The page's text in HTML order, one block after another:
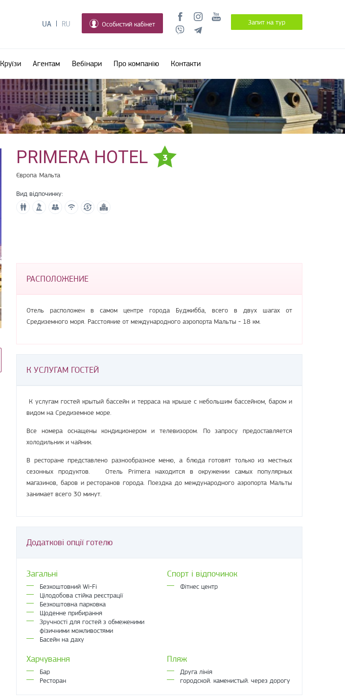
UA RU Особистий кабінет Запит на тур
Круїзи Агентам Вебінари Про компанію Контакти
PRIMERA HOTEL 3
Європа Мальта
Вид відпочинку:
РАСПОЛОЖЕНИЕ
Отель расположен в самом центре города Буджибба, всего в двух шагах от
Средиземного моря. Расстояние от международного аэропорта Мальты - 18 км.
К УСЛУГАМ ГОСТЕЙ
К услугам гостей крытый бассейн и терраса на крыше с небольшим бассейном, баром и
видом на Средиземное море.
Все номера оснащены кондиционером и телевизором. По запросу предоставляется
холодильник и чайник.
В ресторане представлено разнообразное меню, а блюда готовят только из местных
сезонных продуктов. Отель Primera находится в окружении самых популярных
магазинов, баров и ресторанов города. Поездка до международного аэропорта Мальты
занимает всего 30 минут.
Додаткові опції готелю
Загальні
Безкоштовний Wi-Fi
Цілодобова стійка реєстрації
Безкоштовна парковка
Щоденне прибирання
Зручності для гостей з обмеженими
фізичними можливостями
Басейн на даху
Спорт і відпочинок
Фітнес центр
Харчування
Бар
Ресторан
Пляж
Друга лінія
городской. каменистый. через дорогу